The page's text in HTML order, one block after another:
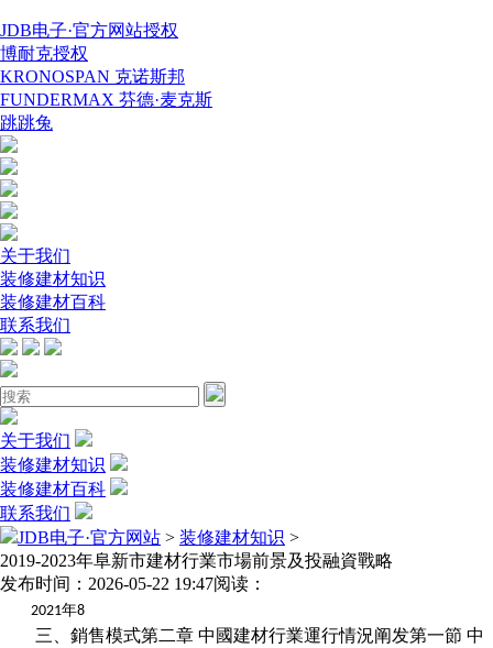
JDB电子·官方网站授权
博耐克授权
KRONOSPAN 克诺斯邦
FUNDERMAX 芬德·麦克斯
跳跳兔
关于我们
装修建材知识
装修建材百科
联系我们
关于我们
装修建材知识
装修建材百科
联系我们
JDB电子·官方网站 > 装修建材知识 >
2019-2023年阜新市建材行業市場前景及投融資戰略
发布时间：2026-05-22 19:47阅读：
2021年8
三、銷售模式第二章 中國建材行業運行情況阐发第一節 中